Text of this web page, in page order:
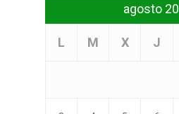
agosto
L M X J